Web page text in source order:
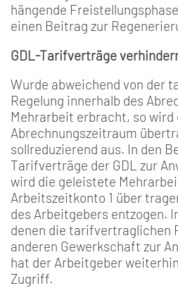
hängende
einen Beitrag zur
GDL-Tarifverträge
Wurde abweichend von der
Regelung in­nerhalb des
Mehrarbeit erbracht, so wird
Abrechnungszeitraum
sollreduzie­rend aus. In den
Tarifverträge der GDL zur
wird die geleistete
Arbeitszeitkonto 1 über­
des Arbeitgebers entzogen.
denen die tarif­vertraglichen
anderen Gewerkschaft zur
hat der Ar­beitgeber
Zugriff.